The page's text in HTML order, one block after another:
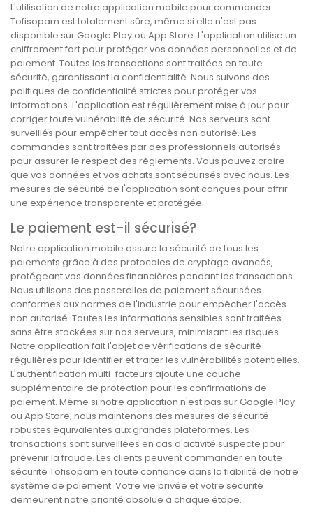
L'utilisation de notre application mobile pour commander
Tofisopam est totalement sûre, même si elle n'est pas
disponible sur Google Play ou App Store. L'application utilise un
chiffrement fort pour protéger vos données personnelles et de
paiement. Toutes les transactions sont traitées en toute
sécurité, garantissant la confidentialité. Nous suivons des
politiques de confidentialité strictes pour protéger vos
informations. L'application est régulièrement mise à jour pour
corriger toute vulnérabilité de sécurité. Nos serveurs sont
surveillés pour empêcher tout accès non autorisé. Les
commandes sont traitées par des professionnels autorisés
pour assurer le respect des règlements. Vous pouvez croire
que vos données et vos achats sont sécurisés avec nous. Les
mesures de sécurité de l'application sont conçues pour offrir
une expérience transparente et protégée.
Le paiement est-il sécurisé?
Notre application mobile assure la sécurité de tous les
paiements grâce à des protocoles de cryptage avancés,
protégeant vos données financières pendant les transactions.
Nous utilisons des passerelles de paiement sécurisées
conformes aux normes de l'industrie pour empêcher l'accès
non autorisé. Toutes les informations sensibles sont traitées
sans être stockées sur nos serveurs, minimisant les risques.
Notre application fait l'objet de vérifications de sécurité
régulières pour identifier et traiter les vulnérabilités potentielles.
L'authentification multi-facteurs ajoute une couche
supplémentaire de protection pour les confirmations de
paiement. Même si notre application n'est pas sur Google Play
ou App Store, nous maintenons des mesures de sécurité
robustes équivalentes aux grandes plateformes. Les
transactions sont surveillées en cas d'activité suspecte pour
prévenir la fraude. Les clients peuvent commander en toute
sécurité Tofisopam en toute confiance dans la fiabilité de notre
système de paiement. Votre vie privée et votre sécurité
demeurent notre priorité absolue à chaque étape.